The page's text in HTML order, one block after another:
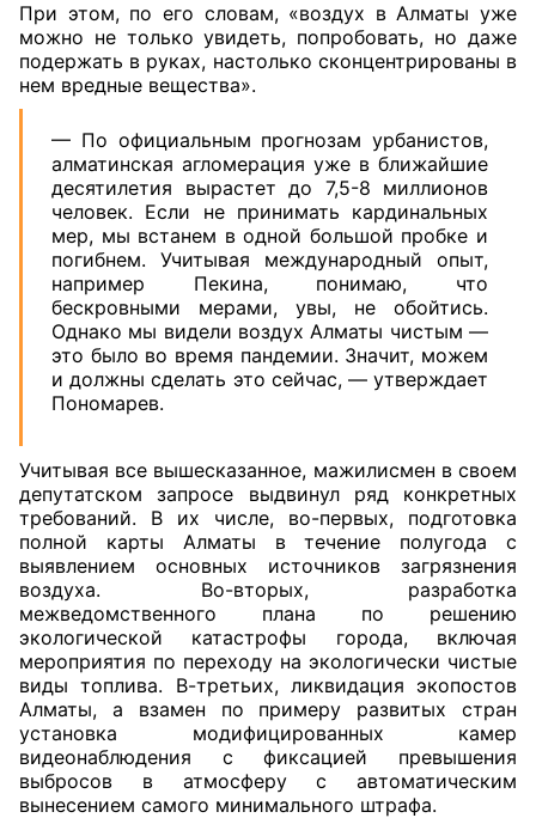
При этом, по его словам, «воздух в Алматы уже
можно не только увидеть, попробовать, но даже
подержать в руках, настолько сконцентрированы в
нем вредные вещества».
— По официальным прогнозам урбанистов,
алматинская агломерация уже в ближайшие
десятилетия вырастет до 7,5-8 миллионов
человек. Если не принимать кардинальных
мер, мы встанем в одной большой пробке и
погибнем. Учитывая международный опыт,
например Пекина, понимаю, что
бескровными мерами, увы, не обойтись.
Однако мы видели воздух Алматы чистым —
это было во время пандемии. Значит, можем
и должны сделать это сейчас, — утверждает
Пономарев.
Учитывая все вышесказанное, мажилисмен в своем
депутатском запросе выдвинул ряд конкретных
требований. В их числе, во-первых, подготовка
полной карты Алматы в течение полугода с
выявлением основных источников загрязнения
воздуха. Во-вторых, разработка
межведомственного плана по решению
экологической катастрофы города, включая
мероприятия по переходу на экологически чистые
виды топлива. В-третьих, ликвидация экопостов
Алматы, а взамен по примеру развитых стран
установка модифицированных камер
видеонаблюдения с фиксацией превышения
выбросов в атмосферу с автоматическим
вынесением самого минимального штрафа.